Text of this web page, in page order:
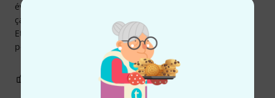
évidemment un peu long, peut-être même fastidieux mais
ça donne aux frettes un brillant impeccable.
Et ça s’use très peu, on peut donc imaginer s’en servir
pendant un temps très long.
SIGNALER L'ÉVALUATION